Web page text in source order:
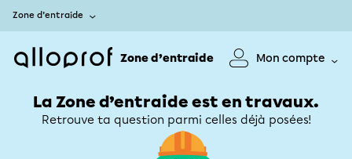
Zone d’entraide
Zone d’entraide Mon compte
La Zone d’entraide est en travaux.
Retrouve ta question parmi celles déjà posées!